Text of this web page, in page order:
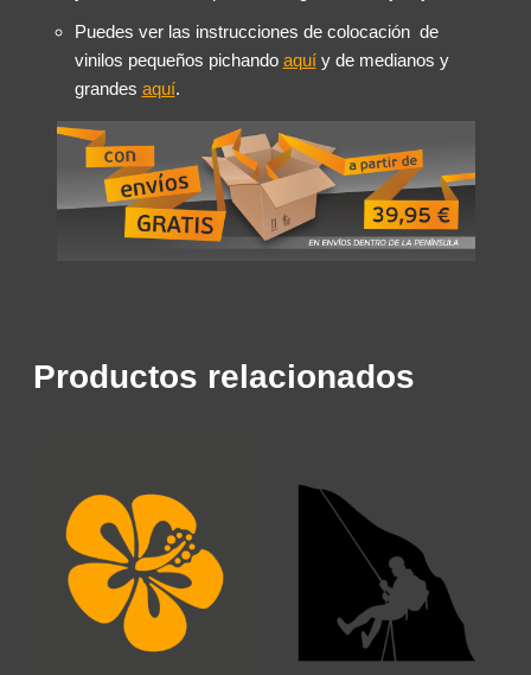
Puedes ver las instrucciones de colocación de
vinilos pequeños pichando aquíy de medianos y
grandes aquí.
Productos relacionados